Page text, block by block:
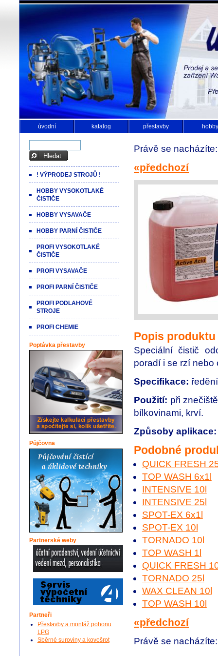
úvodní katalog přestavby hobby
Právě se
«předchozí
Popis produktu
Speciální čistič
poradí i se rzí nebo
Specifikace:
Použití: při
bílkovinami, krví.
Způsoby aplikace:
Podobné
QUICK FRESH
TOP WASH 6x1l
INTENSIVE 10l
INTENSIVE 25l
SPOT-EX 6x1l
SPOT-EX 10l
TORNADO 10l
TOP WASH 1l
QUICK FRESH
TORNADO 25l
WAX CLEAN 10l
TOP WASH 10l
«předchozí
Právě se
! VÝPRODEJ STROJŮ !
HOBBY VYSOKOTLAKÉ
ČISTIČE
HOBBY VYSAVAČE
HOBBY PARNÍ ČISTIČE
PROFI VYSOKOTLAKÉ
ČISTIČE
PROFI VYSAVAČE
PROFI PARNÍ ČISTIČE
PROFI PODLAHOVÉ
STROJE
PROFI CHEMIE
Poptávka přestavby
Půjčovna
Partnerské weby
Partneři
Přestavby a montáž pohonu
LPG
Sběrné suroviny a kovošrot